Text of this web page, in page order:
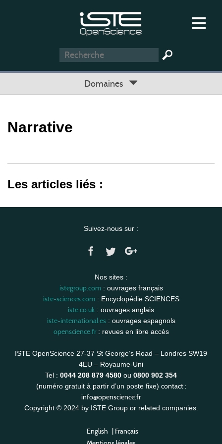
Domaines
Narrative
Les articles liés :
Suivez-nous sur :
Nos sites :
istegroup.com: ouvrages français
iste-sciences.com: Encyclopédie SCIENCES
iste.co.uk : ouvrages anglais
iste-international.es: ouvrages espagnols
openscience.fr: revues en libre accès
ISTE OpenScience 27-37 St George’s Road – Londres SW19
4EU – Royaume-Uni
Tel : 0044 208 879 4580 ou 0800 902 354
(numéro gratuit à partir d’un poste fixe) contact :
info@openscience.fr
Copyright © 2024 by ISTE Group or related companies.
English | Français